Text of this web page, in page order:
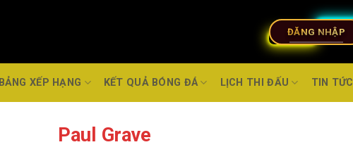
ĐĂNG NHẬP
BẢNG XẾP HẠNG KẾT QUẢ BÓNG ĐÁ LỊCH THI ĐẤU TIN TỨC
Paul Grave